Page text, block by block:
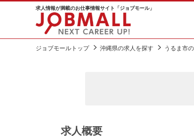
求人情報が満載のお仕事情報サイト「ジョブモール」
ジョブモールトップ 沖縄県の求人を探す うるま市
求人概要